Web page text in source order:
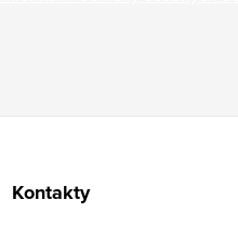
Kontakty